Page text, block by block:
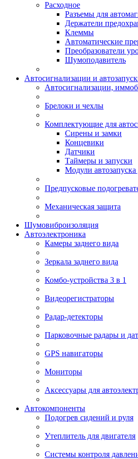
Расходное
Разъемы для
Держатели
Клеммы
Автоматические
Преобразователи
Шумоподавитель
Автосигнализации и
Автосигнализации,
Брелоки и чехлы
Комплектующие для
Сирены и замки
Концевики
Датчики
Таймеры и запуски
Модули автозапуска
Предпусковые
Механическая защита
Шумовиброизоляция
Автоэлектроника
Камеры заднего вида
Зеркала заднего вида
Комбо-устройства 3 в 1
Видеорегистраторы
Радар-детекторы
Парковочные радары и
GPS навигаторы
Мониторы
Аксессуары для
Автокомпоненты
Подогрев сидений и руля
Утеплитель для двигателя
Системы контроля